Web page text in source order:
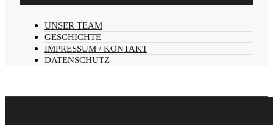
UNSER TEAM
GESCHICHTE
IMPRESSUM / KONTAKT
DATENSCHUTZ